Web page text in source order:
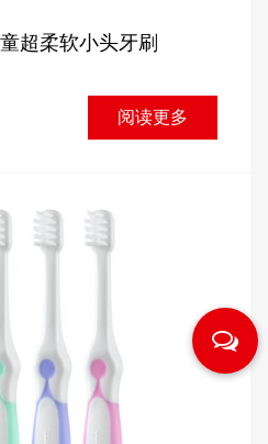
超柔软小头牙刷
阅读更多